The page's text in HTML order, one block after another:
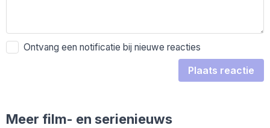
Ontvang een notificatie bij nieuwe reacties
Plaats reactie
Meer film- en serienieuws